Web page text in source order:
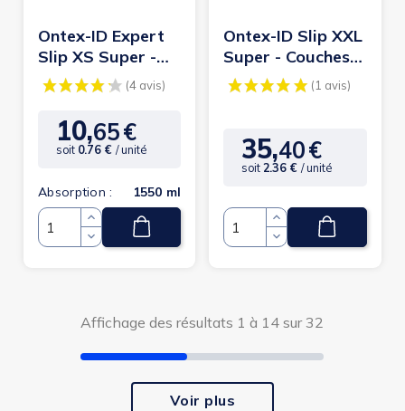
Ontex-ID Expert
Slip XS Super -
Couches adulte
(4 avis)
Prix
10,65€
soit 0.76 € / unité
Absorption : 1550 ml
Quantité
Ontex-ID Slip XXL
Super - Couches
adulte
Prix
35,40€
soit2.36 €/ unité
Quantité
Affichage des résultats 1 à 14 sur 32
Voir plus